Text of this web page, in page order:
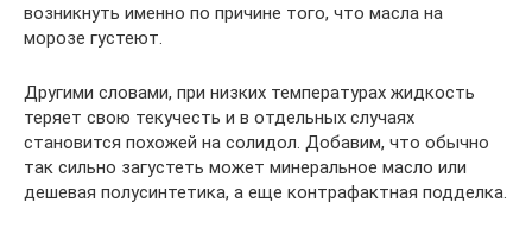
возникнуть именно по причине того, что масла на
морозе густеют.
Другими словами, при низких температурах жидкость
теряет свою текучесть и в отдельных случаях
становится похожей на солидол. Добавим, что обычно
так сильно загустеть может минеральное масло или
дешевая полусинтетика, а еще контрафактная подделка.